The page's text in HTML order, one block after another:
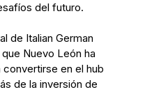
del futuro.
de Italian German
Nuevo León ha
en el hub
de la inversión de